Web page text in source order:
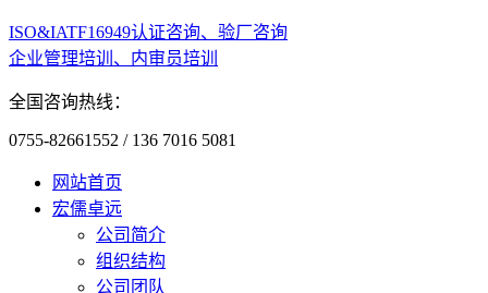
ISO&IATF16949认证咨询、验厂咨询
企业管理培训、内审员培训
全国咨询热线：
0755-82661552 / 136 7016 5081
网站首页
宏儒卓远
公司简介
组织结构
公司团队